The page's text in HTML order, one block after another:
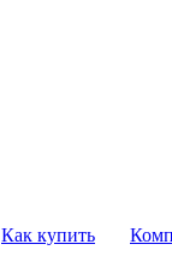
Как купить